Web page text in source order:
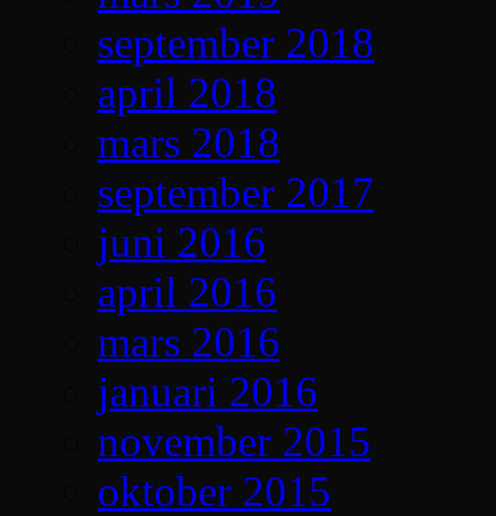
september 2018
april 2018
mars 2018
september 2017
juni 2016
april 2016
mars 2016
januari 2016
november 2015
oktober 2015